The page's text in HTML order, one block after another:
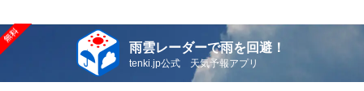
雨雲レーダーで雨を回避！
tenki.jp公式 天気予報アプリ